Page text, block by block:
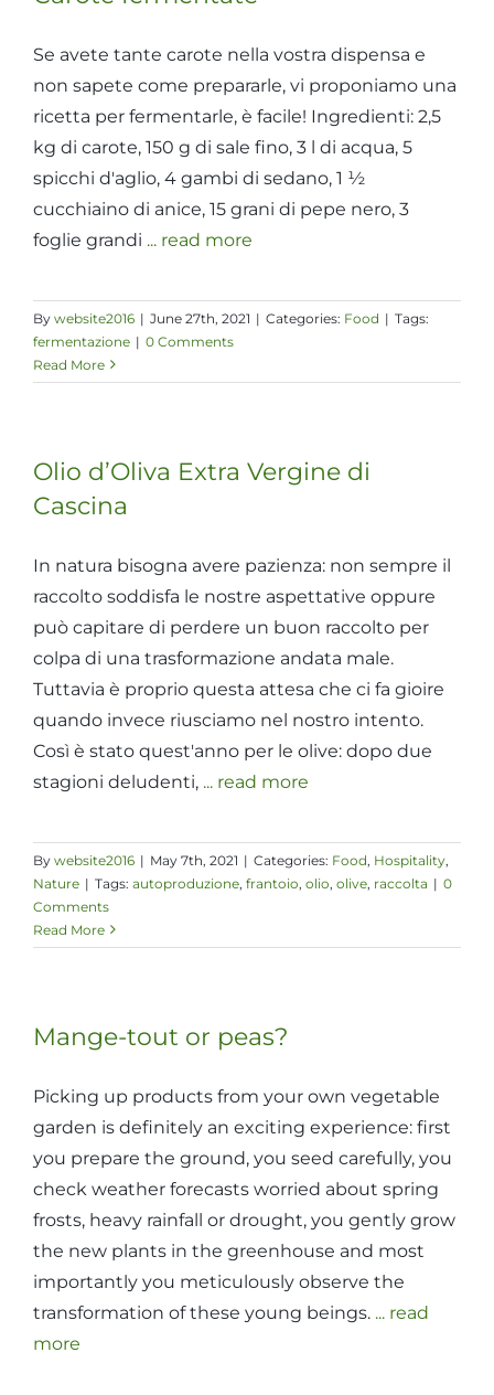
Se avete tante carote nella vostra dispensa e
non sapete come prepararle, vi proponiamo una
ricetta per fermentarle, è facile! Ingredienti: 2,5
kg di carote, 150 g di sale fino, 3 l di acqua, 5
spicchi d'aglio, 4 gambi di sedano, 1 ½
cucchiaino di anice, 15 grani di pepe nero, 3
foglie grandi ... read more
By website2016 | June 27th, 2021 | Categories: Food | Tags:
fermentazione | 0 Comments
Read More
Olio d’Oliva Extra Vergine di
Cascina
In natura bisogna avere pazienza: non sempre il
raccolto soddisfa le nostre aspettative oppure
può capitare di perdere un buon raccolto per
colpa di una trasformazione andata male.
Tuttavia è proprio questa attesa che ci fa gioire
quando invece riusciamo nel nostro intento.
Così è stato quest'anno per le olive: dopo due
stagioni deludenti, ... read more
By website2016 | May 7th, 2021 | Categories: Food, Hospitality,
Nature | Tags: autoproduzione, frantoio, olio, olive, raccolta | 0
Comments
Read More
Mange-tout or peas?
Picking up products from your own vegetable
garden is definitely an exciting experience: first
you prepare the ground, you seed carefully, you
check weather forecasts worried about spring
frosts, heavy rainfall or drought, you gently grow
the new plants in the greenhouse and most
importantly you meticulously observe the
transformation of these young beings. ... read
more